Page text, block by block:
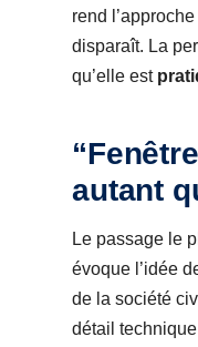
rend
disparaît. La
qu’elle est
autant
Le passage le
évoque l’idée
de la société
détail